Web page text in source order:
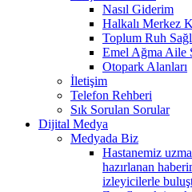
Nasıl Giderim
Halkalı Merkez
Toplum Ruh
Emel Ağma Aile
Otopark Alanları
İletişim
Telefon Rehberi
Sık Sorulan Sorular
Dijital Medya
Medyada Biz
Hastanemiz
hazırlanan
izleyicilerle